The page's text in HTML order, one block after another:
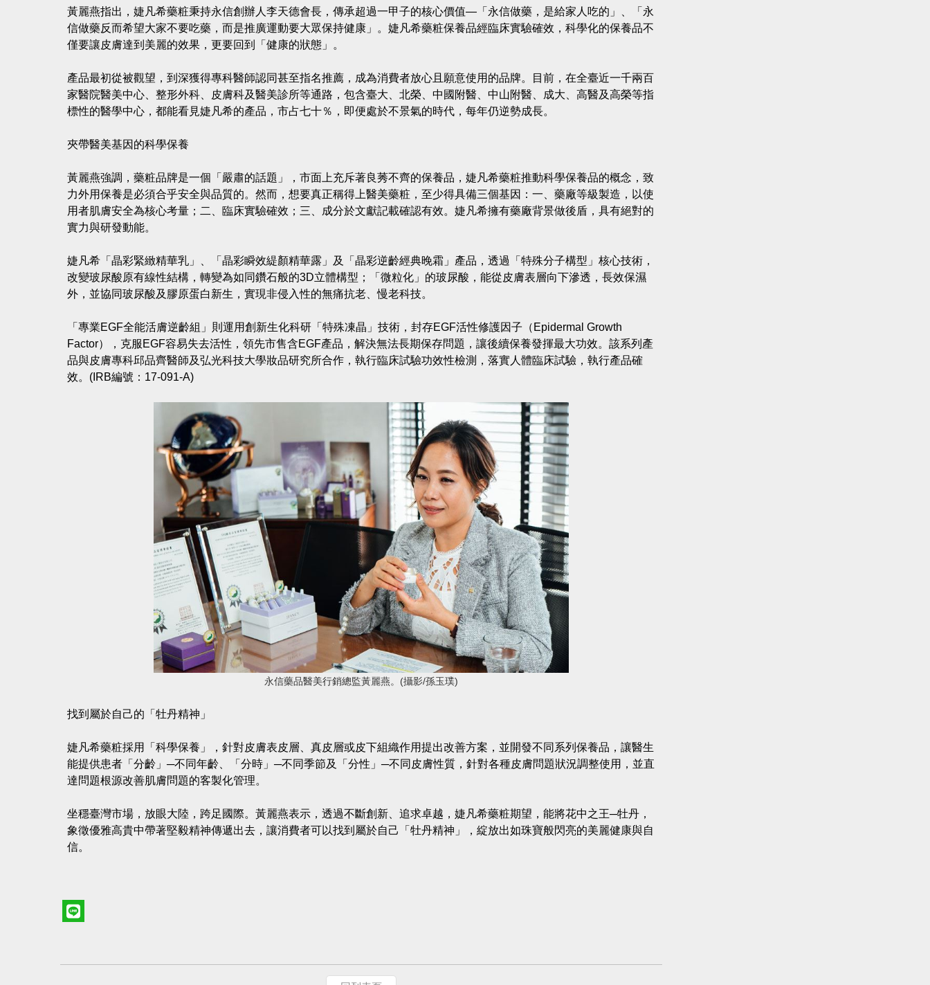
黃麗燕指出，婕凡希藥粧秉持永信創辦人李天德會長，傳承超過一甲子的核心價值—「永信做藥，是給家人吃的」、「永
信做藥反而希望大家不要吃藥，而是推廣運動要大眾保持健康」。婕凡希藥粧保養品經臨床實驗確效，科學化的保養品不
僅要讓皮膚達到美麗的效果，更要回到「健康的狀態」。
產品最初從被觀望，到深獲得專科醫師認同甚至指名推薦，成為消費者放心且願意使用的品牌。目前，在全臺近一千兩百
家醫院醫美中心、整形外科、皮膚科及醫美診所等通路，包含臺大、北榮、中國附醫、中山附醫、成大、高醫及高榮等指
標性的醫學中心，都能看見婕凡希的產品，市占七十％，即便處於不景氣的時代，每年仍逆勢成長。
夾帶醫美基因的科學保養
黃麗燕強調，藥粧品牌是一個「嚴肅的話題」，市面上充斥著良莠不齊的保養品，婕凡希藥粧推動科學保養品的概念，致
力外用保養是必須合乎安全與品質的。然而，想要真正稱得上醫美藥粧，至少得具備三個基因：一、藥廠等級製造，以使
用者肌膚安全為核心考量；二、臨床實驗確效；三、成分於文獻記載確認有效。婕凡希擁有藥廠背景做後盾，具有絕對的
實力與研發動能。
婕凡希「晶彩緊緻精華乳」、「晶彩瞬效緹顏精華露」及「晶彩逆齡經典晚霜」產品，透過「特殊分子構型」核心技術，
改變玻尿酸原有線性結構，轉變為如同鑽石般的3D立體構型；「微粒化」的玻尿酸，能從皮膚表層向下滲透，長效保濕
外，並協同玻尿酸及膠原蛋白新生，實現非侵入性的無痛抗老、慢老科技。
「專業EGF全能活膚逆齡組」則運用創新生化科研「特殊凍晶」技術，封存EGF活性修護因子（Epidermal Growth
Factor），克服EGF容易失去活性，領先市售含EGF產品，解決無法長期保存問題，讓後續保養發揮最大功效。該系列產
品與皮膚專科邱品齊醫師及弘光科技大學妝品研究所合作，執行臨床試驗功效性檢測，落實人體臨床試驗，執行產品確
效。(IRB編號：17-091-A)
永信藥品醫美行銷總監黃麗燕。(攝影/孫玉璞)
找到屬於自己的「牡丹精神」
婕凡希藥粧採用「科學保養」，針對皮膚表皮層、真皮層或皮下組織作用提出改善方案，並開發不同系列保養品，讓醫生
能提供患者「分齡」─不同年齡、「分時」─不同季節及「分性」─不同皮膚性質，針對各種皮膚問題狀況調整使用，並直
達問題根源改善肌膚問題的客製化管理。
坐穩臺灣市場，放眼大陸，跨足國際。黃麗燕表示，透過不斷創新、追求卓越，婕凡希藥粧期望，能將花中之王─牡丹，
象徵優雅高貴中帶著堅毅精神傳遞出去，讓消費者可以找到屬於自己「牡丹精神」，綻放出如珠寶般閃亮的美麗健康與自
信。